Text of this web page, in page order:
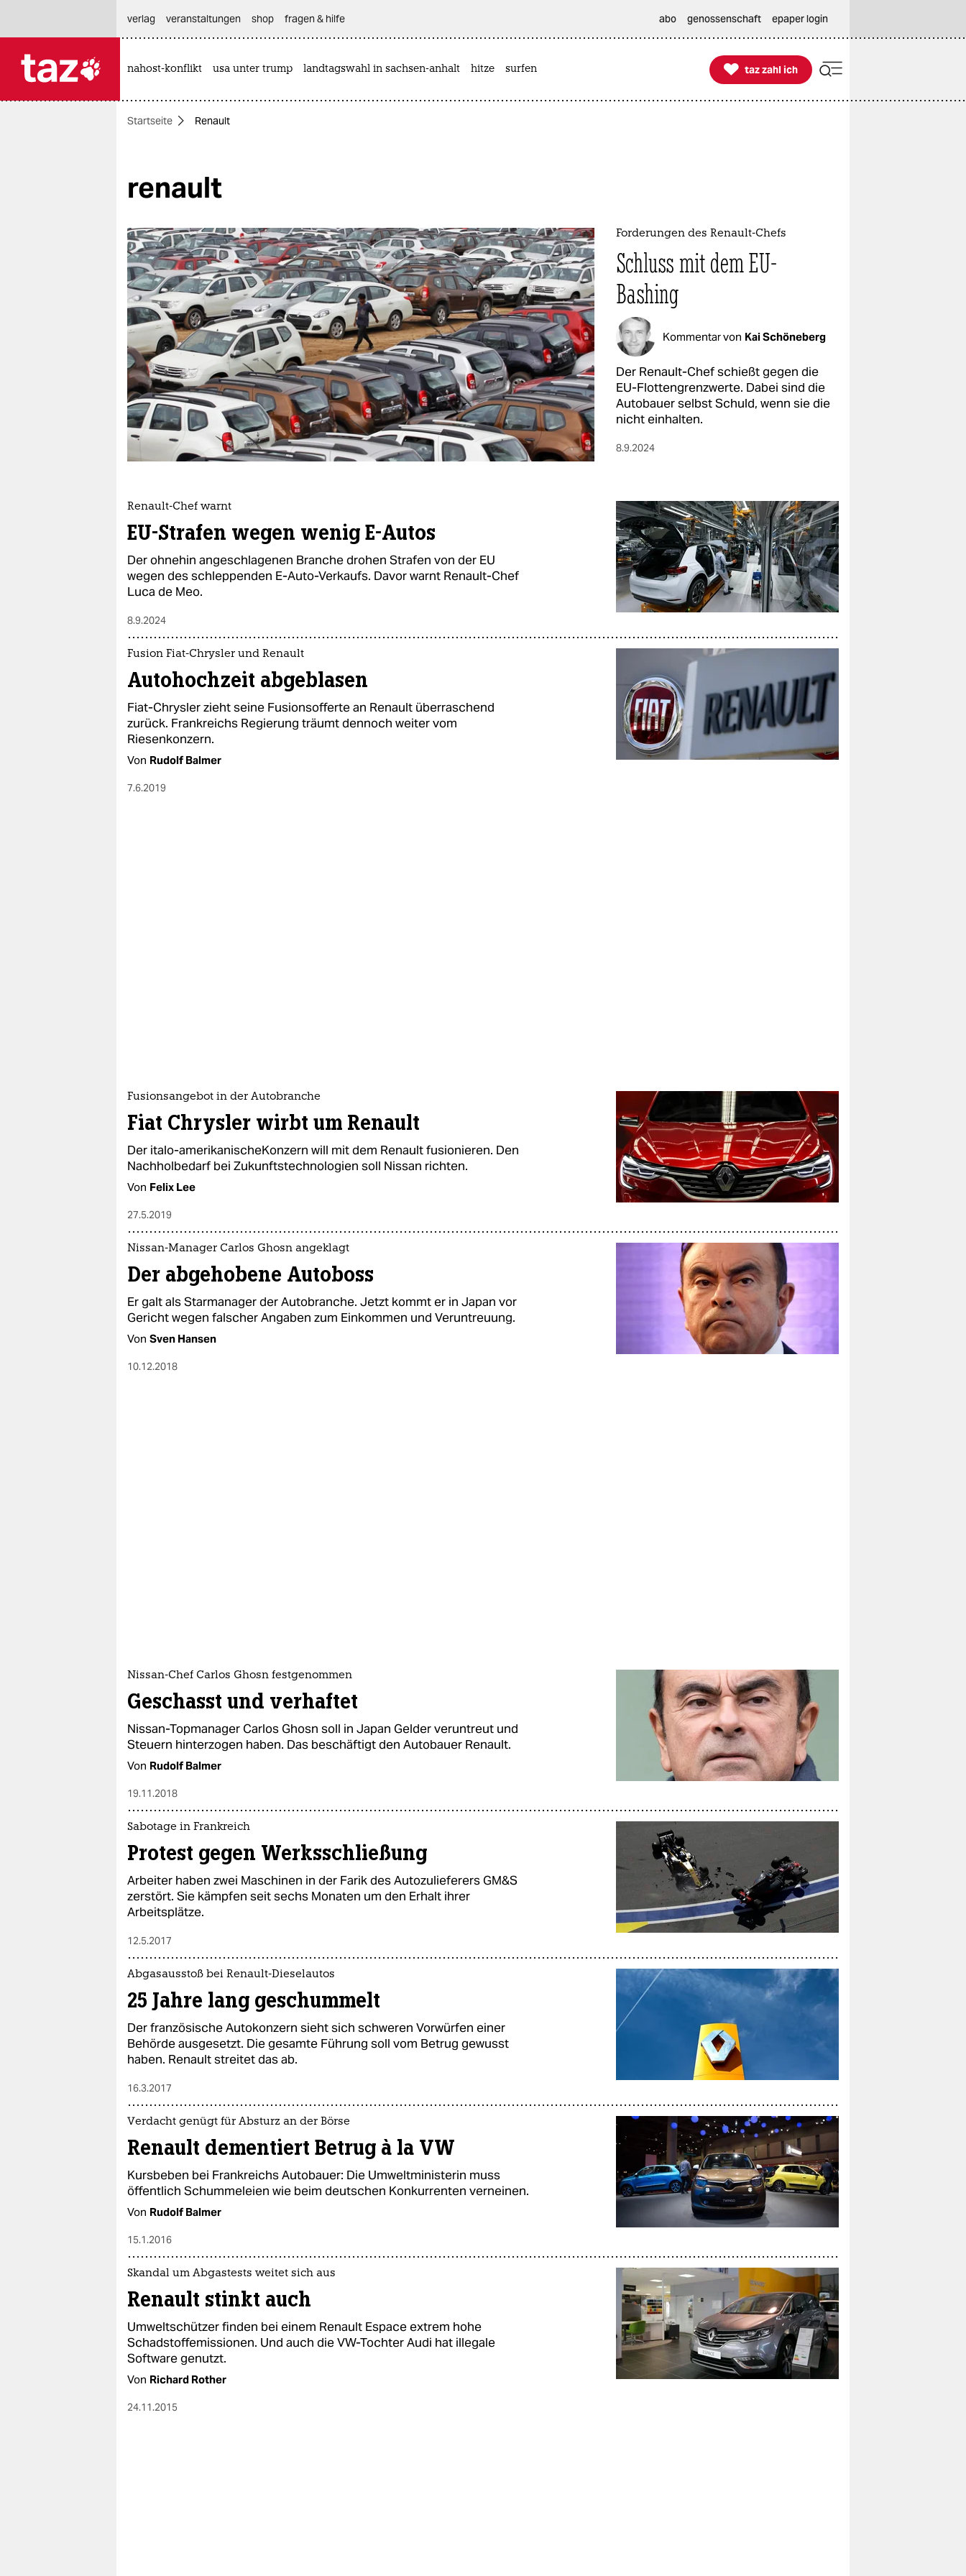
themen
öko
gesellschaft
kultur
sport
berlin
nord
wahrheit
verlag
shop
fragen & hilfe
unterstützen
abo
genossenschaft
epaper login
verlag
veranstaltungen shop fragen & hilfe abo genossenschaft epaper login
nahost-konflikt usa unter trump landtagswahl in sachsen-anhalt hitze surfen 
taz zahl ich
taz zahl ich
Startseite Renault
renault
Forderungen des Renault-Chefs
Schluss mit dem EU-
Bashing
Kommentar von Kai Schöneberg
Der Renault-Chef schießt gegen die
EU-Flottengrenzwerte. Dabei sind die
Autobauer selbst Schuld, wenn sie die
nicht einhalten.
8.9.2024
Renault-Chef warnt
EU-Strafen wegen wenig E-Autos
Der ohnehin angeschlagenen Branche drohen Strafen von der EU
wegen des schleppenden E-Auto-Verkaufs. Davor warnt Renault-Chef
Luca de Meo.
8.9.2024
Fusion Fiat-Chrysler und Renault
Autohochzeit abgeblasen
Fiat-Chrysler zieht seine Fusionsofferte an Renault überraschend
zurück. Frankreichs Regierung träumt dennoch weiter vom
Riesenkonzern.
Von Rudolf Balmer
7.6.2019
Fusionsangebot in der Autobranche
Fiat Chrysler wirbt um Renault
Der italo-amerikanischeKonzern will mit dem Renault fusionieren. Den
Nachholbedarf bei Zukunftstechnologien soll Nissan richten.
Von Felix Lee
27.5.2019
Nissan-Manager Carlos Ghosn angeklagt
Der abgehobene Autoboss
Er galt als Starmanager der Autobranche. Jetzt kommt er in Japan vor
Gericht wegen falscher Angaben zum Einkommen und Veruntreuung.
Von Sven Hansen
10.12.2018
Nissan-Chef Carlos Ghosn festgenommen
Geschasst und verhaftet
Nissan-Topmanager Carlos Ghosn soll in Japan Gelder veruntreut und
Steuern hinterzogen haben. Das beschäftigt den Autobauer Renault.
Von Rudolf Balmer
19.11.2018
Sabotage in Frankreich
Protest gegen Werksschließung
Arbeiter haben zwei Maschinen in der Farik des Autozulieferers GM&S
zerstört. Sie kämpfen seit sechs Monaten um den Erhalt ihrer
Arbeitsplätze.
12.5.2017
Abgasausstoß bei Renault-Dieselautos
25 Jahre lang geschummelt
Der französische Autokonzern sieht sich schweren Vorwürfen einer
Behörde ausgesetzt. Die gesamte Führung soll vom Betrug gewusst
haben. Renault streitet das ab.
16.3.2017
Verdacht genügt für Absturz an der Börse
Renault dementiert Betrug à la VW
Kursbeben bei Frankreichs Autobauer: Die Umweltministerin muss
öffentlich Schummeleien wie beim deutschen Konkurrenten verneinen.
Von Rudolf Balmer
15.1.2016
Skandal um Abgastests weitet sich aus
Renault stinkt auch
Umweltschützer finden bei einem Renault Espace extrem hohe
Schadstoffemissionen. Und auch die VW-Tochter Audi hat illegale
Software genutzt.
Von Richard Rother
24.11.2015